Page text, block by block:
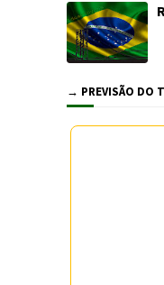
→ PREVISÃO DO